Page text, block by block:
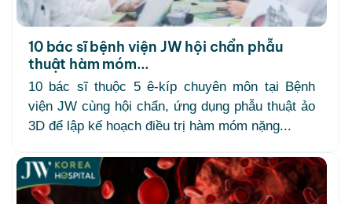
10 bác sĩ bệnh viện JW hội chẩn phẫu
thuật hàm móm...
10 bác sĩ thuộc 5 ê-kíp chuyên môn tại Bệnh
viện JW cùng hội chẩn, ứng dụng phẫu thuật ảo
3D để lập kế hoạch điều trị hàm móm nặng...